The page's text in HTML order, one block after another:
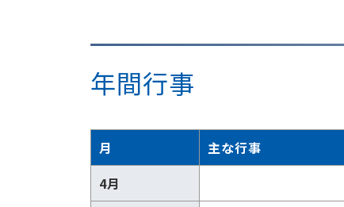
年間行事
月
主な行事
4月